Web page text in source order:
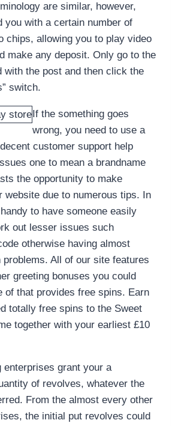
are similar, however,
you with a certain number of
chips, allowing you to play video
make any deposit. Only go to the
with the post and then click the
switch.
If the something goes
wrong, you need to use a
customer support help
one to mean a brandname
the opportunity to make
website due to numerous tips. In
to have someone easily
out lesser issues such
otherwise having almost
All of our site features
greeting bonuses you could
of that provides free spins. Earn
totally free spins to the Sweet
together with your earliest £10
enterprises grant your a
of revolves, whatever the
From the almost every other
the initial put revolves could